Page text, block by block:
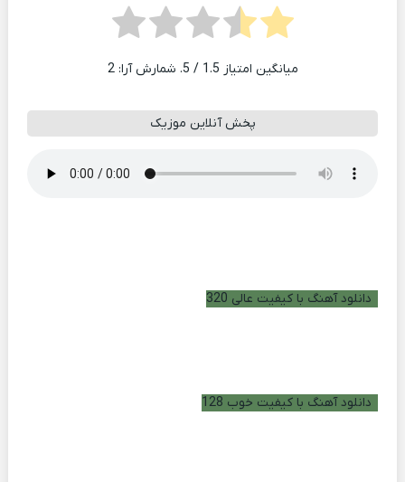
میانگین امتیاز 1.5 / 5. شمارش آرا: 2
پخش آنلاین موزیک
دانلود آهنگ با کیفیت عالی 320
دانلود آهنگ با کیفیت خوب 128